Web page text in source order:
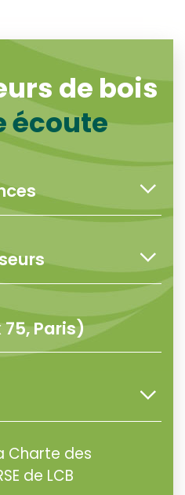
de bois
écoute
Charte des
de LCB